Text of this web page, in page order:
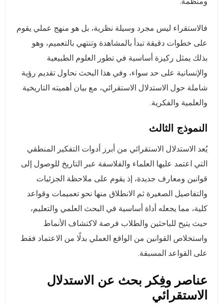
فالاستقراء ليس مجرد وسيلة نظرية، بل هو منهج عملي يقوم
على خطوات دقيقة تبدأ بالمشاهدة وتنتهي بالتعميم، وهو
بذلك يمثل ركيزة أساسية في تطور العلوم الطبيعية
والإنسانية على حد سواء، وفي هذا البحث نحاول تقديم رؤية
شاملة حول الاستدلال الاستقرائي، مع بيان أهميته التاريخية
والعلمية والفكرية.
النموذج الثالث
يُعد الاستدلال الاستقرائي من أبرز أدوات التفكير المنطقي
التي اعتمد عليها العلماء والفلاسفة عبر التاريخ للوصول إلى
قوانين ومعارف جديدة، إذ يقوم على ملاحظة الجزئيات
والتفاصيل الصغيرة ثم الانطلاق منها نحو تعميمات وقواعد
كلية، مما يجعله أداة أساسية في البحث العلمي والتعليم،
حيث يتيح للباحثين والطلاب فرصة لاكتشاف الأنماط
واستخلاص القوانين من الواقع العملي بدلًا من الاعتماد فقط
على القواعد المسبقة.
عناصر وفِكر بحث عن الاستدلال
الاستقرائي